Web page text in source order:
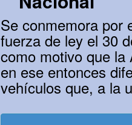
Se conmemora por
fuerza de ley el 30
como motivo que la
en ese entonces
vehículos que, a la